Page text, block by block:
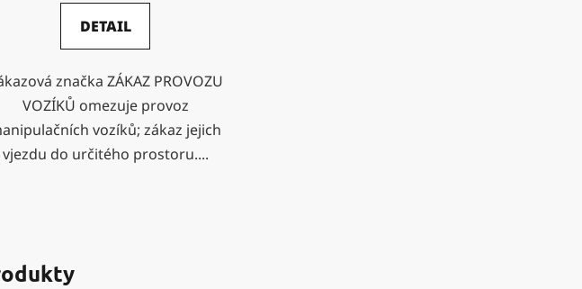
DETAIL
značka ZÁKAZ PROVOZU
VOZÍKŮ omezuje provoz
vozíků; zákaz jejich
vjezdu do určitého prostoru....